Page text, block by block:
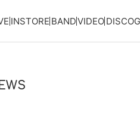
INSTORE BANDVIDEO